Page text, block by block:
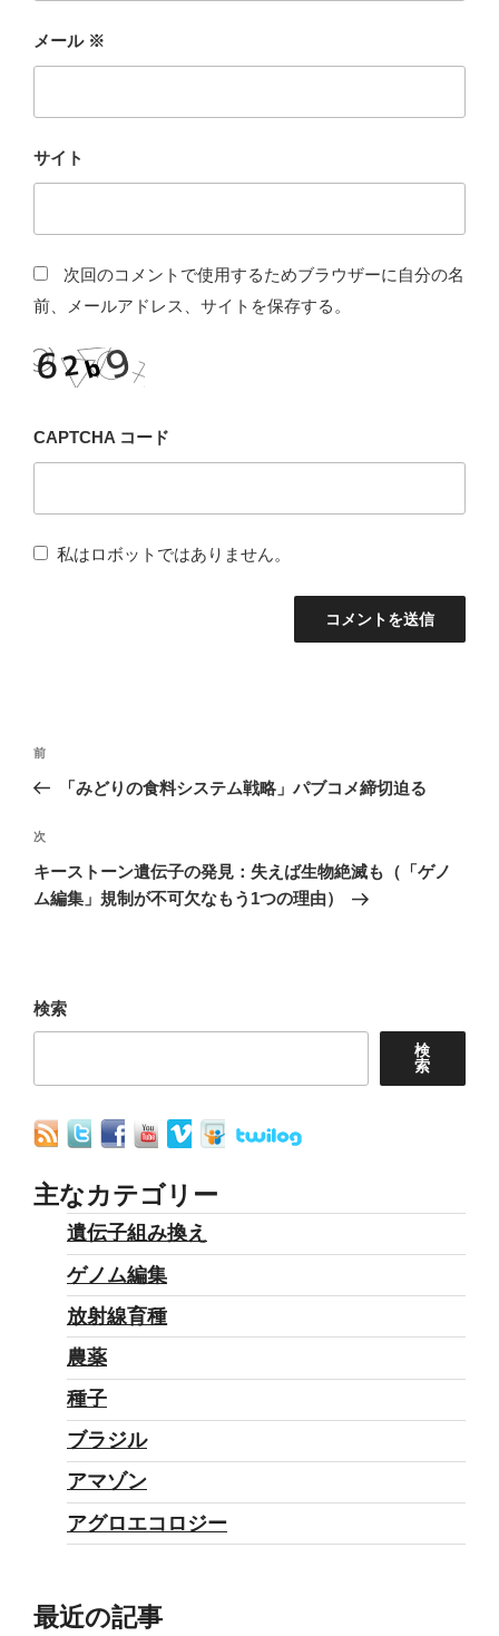
メール ※
サイト
次回のコメントで使用するためブラウザーに自分の名
前、メールアドレス、サイトを保存する。
CAPTCHA コード
私はロボットではありません。
投
稿
ビ
ゲ
ー
ン
前
の
稿
前
「みどりの食料システム戦略」パブコメ締切迫る
次
の
投
次
キーストーン遺伝子の発見：失えば生物絶滅も（「ゲノ
ム編集」規制が不可欠なもう1つの理由）
検索
検
索
主なカテゴリー
遺伝子組み換え
ゲノム編集
放射線育種
農薬
種子
ブラジル
アマゾン
アグロエコロジー
最近の記事